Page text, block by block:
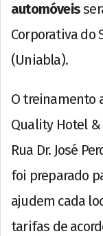
automóveis
Corporativa do
(Uniabla).
O treinamento
Quality Hotel &
Rua Dr. José
foi preparado
ajudem cada
tarifas de